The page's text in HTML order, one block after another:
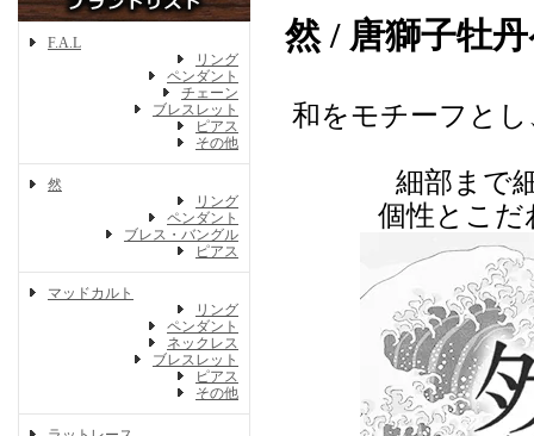
F.A.L
リング
ペンダント
チェーン
ブレスレット
ピアス
その他
然
リング
ペンダント
ブレス・バングル
ピアス
マッドカルト
リング
ペンダント
ネックレス
ブレスレット
ピアス
その他
然 / 唐獅子牡
和をモチーフと
細部まで
個性とこ